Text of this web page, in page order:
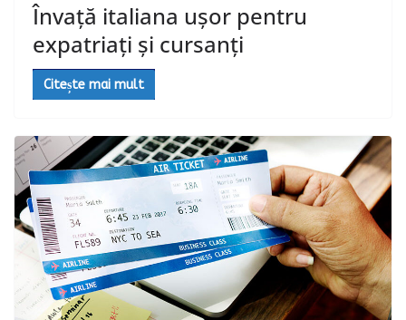
Învață italiana ușor pentru
expatriați și cursanți
Citește mai mult